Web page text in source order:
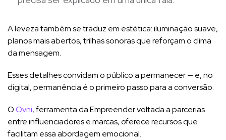
A leveza também se traduz em estética: iluminação suave,
planos mais abertos, trilhas sonoras que reforçam o clima
da mensagem.
Esses detalhes convidam o público a permanecer — e, no
digital, permanência é o primeiro passo para a conversão.
OOvni, ferramenta da Empreender voltada a parcerias
entre influenciadores e marcas, oferece recursos que
facilitam essa abordagem emocional.